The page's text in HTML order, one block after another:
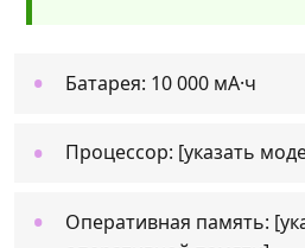
Батарея: 10 000 мА·ч
Процессор: [указать
Оперативная память: